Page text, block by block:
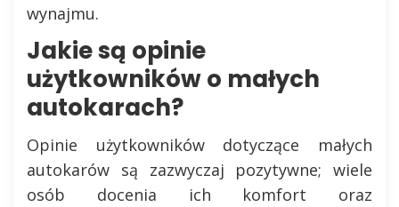
wynajmu.
Jakie są opinie
użytkowników o małych
autokarach?
Opinie użytkowników dotyczące małych
autokarów są zazwyczaj pozytywne; wiele
osób docenia ich komfort oraz